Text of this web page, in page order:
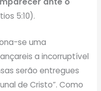
5:10).
se uma
a incorruptível
serão entregues
de Cristo”. Como